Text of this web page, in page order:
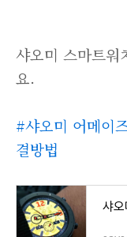
샤오미 스마트워
요.
#샤오미 어메이
결방법